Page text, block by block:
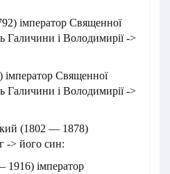
імператор Священної
Галичини і Володимирії ->
Священної
Галичини і Володимирії ->
(1802 — 1878)
-> його син:
імператор